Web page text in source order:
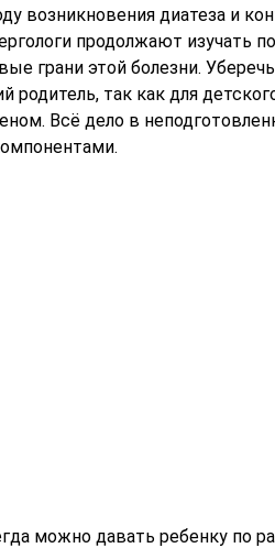
возникновения диатеза и
продолжают изучать
грани этой болезни.
так как для
Всё дело в
можно давать ребенку по